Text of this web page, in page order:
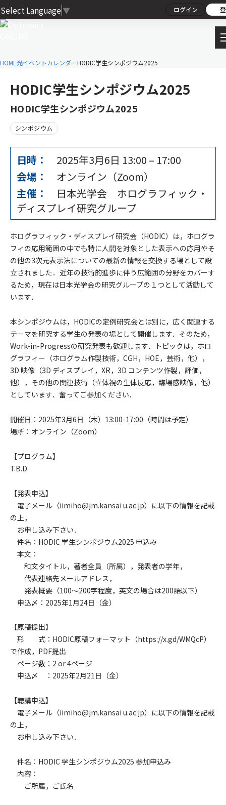
Select Language ▼ ログイン
HOME光イベントカレンダーHODIC学生シンポジウム2025
HODIC学生シンポジウム2025
HODIC学生シンポジウム2025
シンポジウム
日時： 2025年3月6日 13:00 – 17:00
会場：
オンライン（Zoom）
主催：
日本光学会 ホログラフィック・
ディスプレイ研究グループ
ホログラフィック・ディスプレイ研究会（HODIC）は，ホログラ
フィの応用範囲の中でも特に人間を対象とした表示への応用やそ
の他の3次元表示法についての最新の情報を交換する場として設
立されました．近年の技術的進歩に伴う広範囲の分野をカバーす
るため，現在は日本光学会の研究グループの１つとして活動して
います．
本シンポジウムは，HODICの定例研究会とは別に，広く関連する
テーマを研究する学生の発表の場として開催します．そのため，
Work-in-Progressの研究発表も歓迎します．トピックは，ホロ
グラフィー（ホログラム作製技術，CGH，HOE，芸術，他），
3D 映像（3D ディスプレイ，XR，3D コンテンツ作製，評価，
他），その他の関連技術（立体視の生体反応，臨場感映像，他）
としています．奮ってご参加ください．
開催日：2025年3月6日（木）13:00-17:00（時間は予定）
場所：オンライン（Zoom）
【プログラム】
T.B.D.
【発表申込】
電子メール（iimiho@jm.kansai u.ac.jp）に以下の情報を記載
の上，
お申し込み下さい．
件名：HODIC 学生シンポジウム2025 申込み
本文：
和文タイトル，著者全員（所属），発表者の学年，
代表連絡先メールアドレス，
発表概要（100～200字程度，英文の場合は200語以下）
申込〆：2025年1月24日（金）
【原稿提出】
形 式：HODIC原稿フォーマット（https://x.gd/WMQcP）
で作成，PDF提出
ページ数：2 or 4ページ
申込〆 ：2025年2月21日（金）
【聴講申込】
電子メール（iimiho@jm.kansai u.ac.jp）に以下の情報を記載
の上，
お申し込み下さい．
件名：HODIC 学生シンポジウム2025 参加申込み
内容：
ご所属，ご氏名